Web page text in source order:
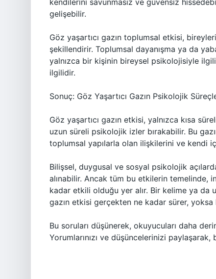
kendilerini savunmasız ve güvensiz
gelişebilir.
Göz yaşartıcı gazın toplumsal etkisi,
şekillendirir. Toplumsal dayanışma ya da
yalnızca bir kişinin bireysel psikolojisiyle
ilgilidir.
Sonuç: Göz Yaşartıcı Gazın Psikolojik
Göz yaşartıcı gazın etkisi, yalnızca kısa
uzun süreli psikolojik izler bırakabilir. Bu
toplumsal yapılarla olan ilişkilerini ve kendi
Bilişsel, duygusal ve sosyal psikolojik
alınabilir. Ancak tüm bu etkilerin temelinde,
kadar etkili olduğu yer alır. Bir kelime ya da
gazın etkisi gerçekten ne kadar sürer, yoksa
Bu soruları düşünerek, okuyucuları daha
Yorumlarınızı ve düşüncelerinizi